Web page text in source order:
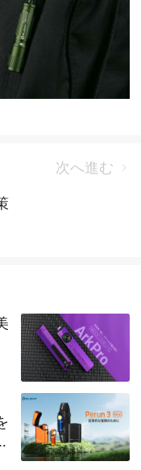
次へ進む
フラッドライト